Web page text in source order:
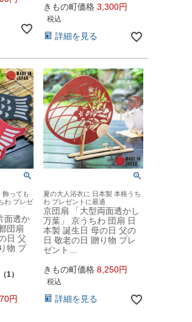
きもの町価格 3,300
税込
詳細を見る
飾っても
わ プレゼ
面透か
団扇
日 父
物 プ
（1）
夏の大人浴衣に 日本製 本格うち
わ プレゼントに最適
京団扇 「大型両面透かし
万葉」 京うちわ 団扇 日
本製 誕生日 母の日 父の
日 敬老の日 贈り物 プレ
ゼント…
きもの町価格 8,250
税込
詳細を見る